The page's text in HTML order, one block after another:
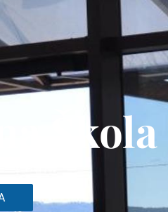
Škola